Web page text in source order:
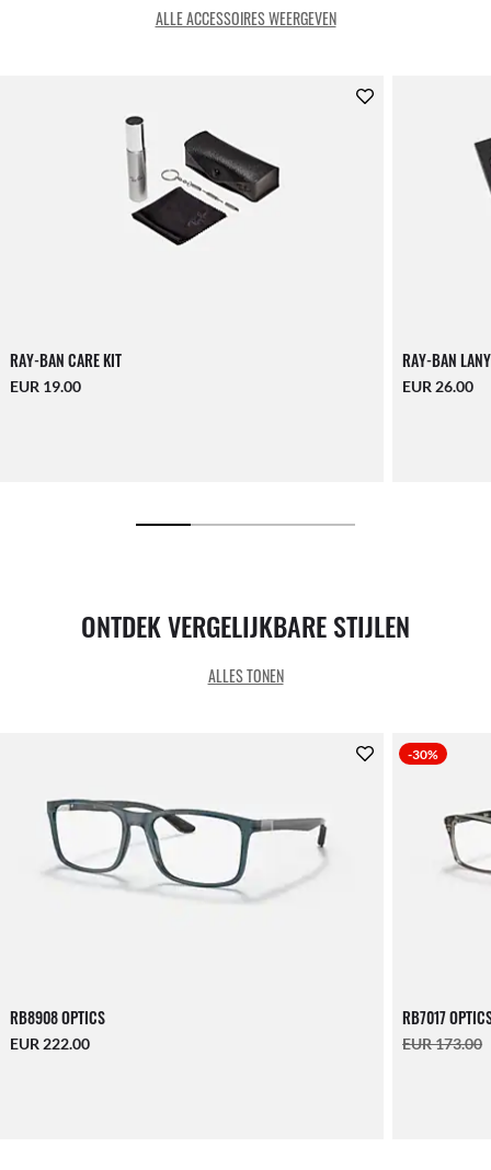
ALLE ACCESSOIRES WEERGEVEN
RAY-BAN CARE KIT
EUR 19.00
RAY-BAN
EUR 26.00
ONTDEK VERGELIJKBARE STIJLEN
ALLES TONEN
RB8908 OPTICS
EUR 222.00
-30%
RB7017
EUR 173.00